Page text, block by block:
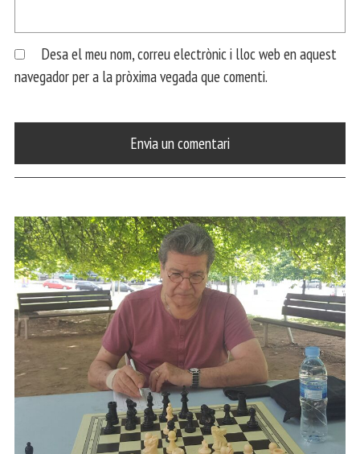
Desa el meu nom, correu electrònic i lloc web en aquest
navegador per a la pròxima vegada que comenti.